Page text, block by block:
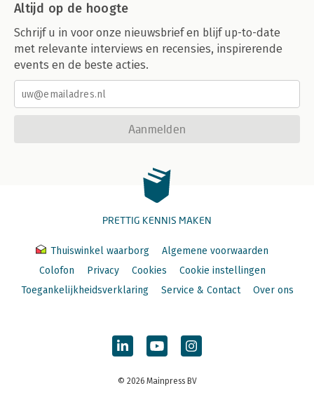
Altijd op de hoogte
Schrijf u in voor onze nieuwsbrief en blijf up-to-date
met relevante interviews en recensies, inspirerende
events en de beste acties.
Aanmelden
PRETTIG KENNIS MAKEN
Thuiswinkel waarborg
Algemene voorwaarden
Colofon
Privacy Cookies
Cookie instellingen
Toegankelijkheidsverklaring
Service & Contact Over ons
© 2026 Mainpress BV